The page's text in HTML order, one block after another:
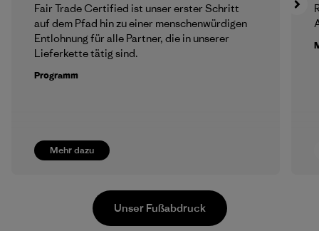
Mehr dazu
Fair Trade Certified ist unser erster Schritt
auf dem Pfad hin zu einer menschenwürdigen
Entlohnung für alle Partner, die in unserer
Lieferkette tätig sind.
Programm
Unser Fußabdruck